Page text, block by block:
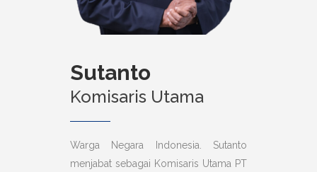
Sutanto
Komisaris Utama
Warga Negara Indonesia. Sutanto
menjabat sebagai Komisaris Utama PT